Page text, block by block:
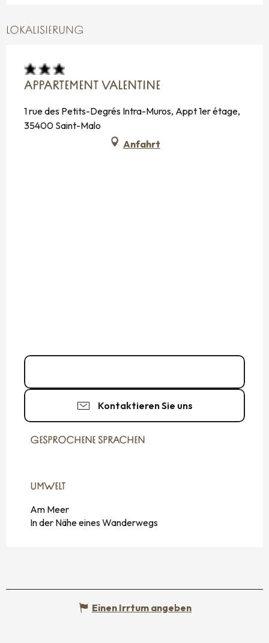
LOKALISIERUNG
APPARTEMENT VALENTINE
1 rue des Petits-Degrés Intra-Muros, Appt 1er étage,
35400 Saint-Malo
Anfahrt
Kontaktieren Sie uns
GESPROCHENE SPRACHEN
GESPROCHENE SPRACHEN
UMWELT
UMWELT
Am Meer
In der Nähe eines Wanderwegs
Einen Irrtum angeben